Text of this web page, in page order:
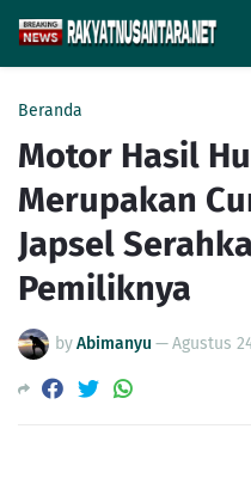
Beranda
Motor Hasil
Merupakan
Japsel
Pemiliknya
byAbimanyu —Agustus